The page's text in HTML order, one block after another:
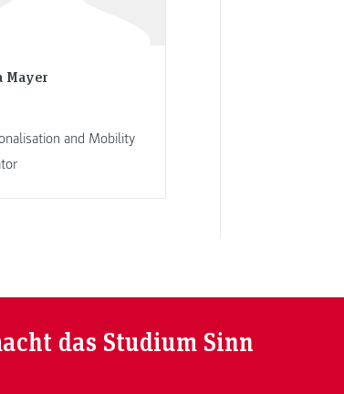
Mayer
and Mobility
das Studium Sinn